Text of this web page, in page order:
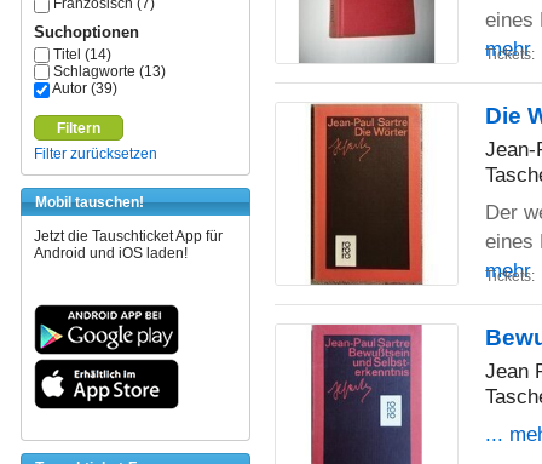
Französisch (7)
Suchoptionen
Titel (14)
Schlagworte (13)
Autor (39)
Filtern
Filter zurücksetzen
Mobil tauschen!
Jetzt die Tauschticket App für
Android und iOS laden!
eines
mehr
Tickets:
Die
Jean-
Der
eines
mehr
Tickets:
Jean
...